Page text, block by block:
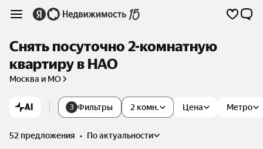
Снять посуточно 2-комнатную
квартиру в НАО
Москва и МО
AI 3 Фильтры Цена
2 комн. Метро
52 предложения •
по актуальности